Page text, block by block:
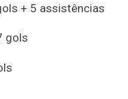
+ 5 assistências
gols